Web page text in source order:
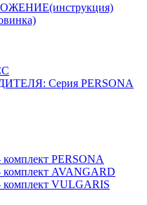
Серия PERSONA
PERSONA
AVANGARD
комплект VULGARIS